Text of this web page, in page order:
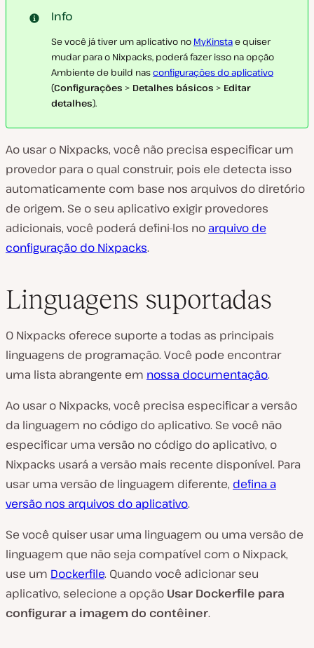
Info
Se você já tiver um aplicativo no MyKinstae quiser
mudar para o Nixpacks, poderá fazer isso na opção
Ambiente de build nasconfigurações do aplicativo
(Configurações > Detalhes básicos > Editar
detalhes).
Ao usar o Nixpacks, você não precisa especificar um
provedor para o qual construir, pois ele detecta isso
automaticamente com base nos arquivos do diretório
de origem. Se o seu aplicativo exigir provedores
adicionais, você poderá defini-los no arquivo de
configuração do Nixpacks.
Linguagens suportadas
O Nixpacks oferece suporte a todas as principais
linguagens de programação. Você pode encontrar
uma lista abrangente em nossa documentação.
Ao usar o Nixpacks, você precisa especificar a versão
da linguagem no código do aplicativo. Se você não
especificar uma versão no código do aplicativo, o
Nixpacks usará a versão mais recente disponível. Para
usar uma versão de linguagem diferente, defina a
versão nos arquivos do aplicativo.
Se você quiser usar uma linguagem ou uma versão de
linguagem que não seja compatível com o Nixpack,
use um Dockerfile. Quando você adicionar seu
aplicativo, selecione a opção Usar Dockerfile para
configurar a imagem do contêiner.